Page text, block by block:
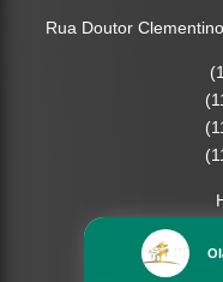
Rua Doutor